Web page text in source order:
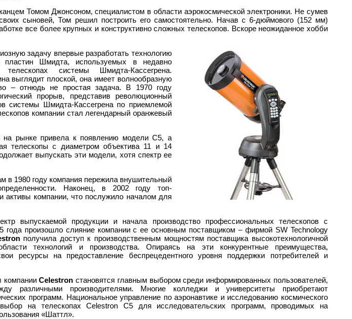
Томом Джонсоном, специалистом в области аэрокосмической электроники. Не сумев
сыновей, Том решил построить его самостоятельно. Начав с 6-дюймового (152 мм)
все более крупных и конструктивно сложных телескопов. Вскоре неожиданное хобби
задачу впервые разработать технологию
пластин Шмидта, используемых в недавно
телескопах системы Шмидта-Кассегрена.
выглядит плоской, она имеет волнообразную
– отнюдь не простая задача. В 1970 году
прорыв, представив революционный
системы Шмидта-Кассегрена по приемлемой
компании стал легендарный оранжевый
на рынке привела к появлению модели С5, а
телескопы с диаметром объектива 11 и 14
выпускать эти модели, хотя спектр ее
в 1980 году компания пережила внушительный
Наконец, в 2002 году топ-
активы компании, что послужило началом для
выпускаемой продукции и начала производство профессиональных телескопов с
года произошло слияние компании с ее основным поставщиком – фирмой SW Technology
получила доступ к производственным мощностям поставщика высокотехнологичной
технологий и производства. Опираясь на эти конкурентные преимущества,
ресурсы на предоставление беспрецедентного уровня поддержки потребителей и
компанииCelestronстановятся главным выбором среди информированных пользователей,
различными производителями. Многие колледжи и университеты приобретают
программ. Национальное управление по аэронавтике и исследованию космического
на телескопах Celestron C5 для исследовательских программ, проводимых на
«Шаттл».